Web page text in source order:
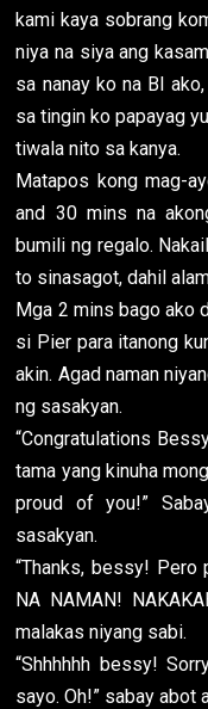
kami kaya sobrang
niya na siya ang
sa nanay ko na BI
sa tingin ko papayag
tiwala nito sa kanya.
Matapos kong mag-
and 30 mins na
bumili ng regalo.
to sinasagot, dahil
Mga 2 mins bago ako
si Pier para itanong
akin. Agad naman
ng sasakyan.
“Congratulations
tama yang kinuha
proud of you!”
sasakyan.
“Thanks, bessy! Pero
NA NAMAN!
malakas niyang sabi.
“Shhhhhh bessy!
sayo. Oh!” sabay abot